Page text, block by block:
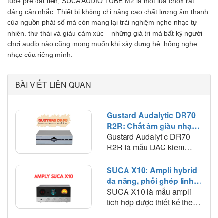
đáng cân nhắc. Thiết bị không chỉ nâng cao chất lượng âm thanh
của nguồn phát số mà còn mang lại trải nghiệm nghe nhạc tự
nhiên, thư thái và giàu cảm xúc – những giá trị mà bất kỳ người
chơi audio nào cũng mong muốn khi xây dựng hệ thống nghe
nhạc của riêng mình.
BÀI VIẾT LIÊN QUAN
Gustard Audalytic DR70
R2R: Chất âm giàu nhạc
tính, phối ghép linh hoạt
trong hệ thống nghe nhạc
Gustard Audalytic DR70
R2R là mẫu DAC kiêm
người chơi muốn đơn giản
hóa hệ thống nhưng vẫn
duy trì chất lượng giải mã ở
mức cao. Thay vì phải sử
SUCA X10: Ampli hybrid
đa năng, phối ghép linh
hoạt và chất âm giàu màu
sắc
SUCA X10 là mẫu ampli
tích hợp được thiết kế theo